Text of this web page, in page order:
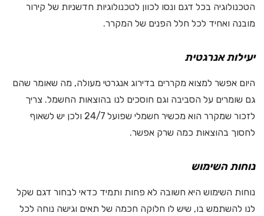
הטכנולוגיה בכל דגם ונסו לכוון לטכנולוגיות חדשניות של קירור
מובנה ואחיד לכל חלל הפנים של המקרר.
יעילות אנרגטית
היום אפשר למצוא מקררים בדירוג אנגרטי מעולה, מה שאומר שהם
גם שומרים על הסביבה וגם חוסכים לנו בהוצאות החשמל. צריך
לזכור שמקרר הוא מכשיר חשמלי שפועל 24/7 ולכן יש לשאוף
לחסוך בהוצאות כמה שרק אפשר.
נוחות השימוש
נוחות השימוש היא חשובה לא פחות ותמיד כדאי לבחור דגם שקל
לנו להשתמש בו, שיש לו חלוקה חכמה של תאים וגישה נוחה לכל